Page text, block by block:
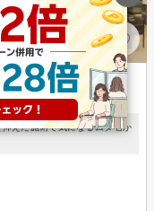
えた施術で気になるムダ毛か